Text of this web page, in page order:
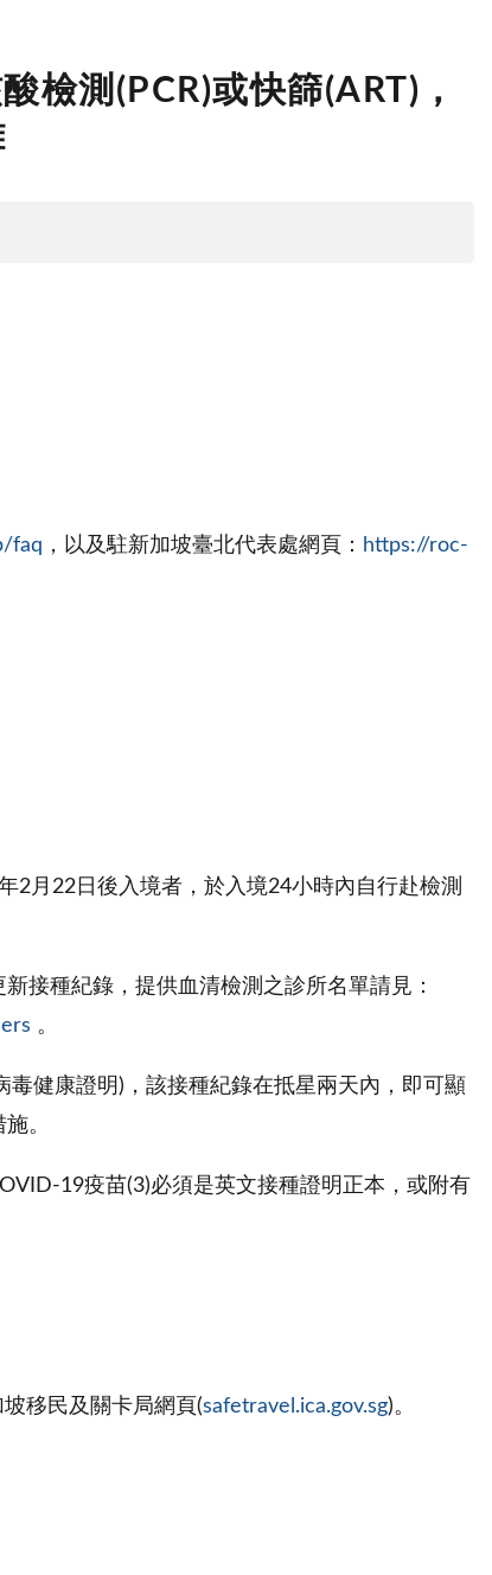
檢測(PCR)或快篩(ART)，
faq ，以及駐新加坡臺北代表處網頁：
https://roc-
2月22日後入境者，於入境24小時內自行赴檢測
接種紀錄，提供血清檢測之診所名單請見：
。
健康證明)，該接種紀錄在抵星兩天內，即可顯
。
19疫苗(3)必須是英文接種證明正本，或附有
移民及關卡局網頁(safetravel.ica.gov.sg)。